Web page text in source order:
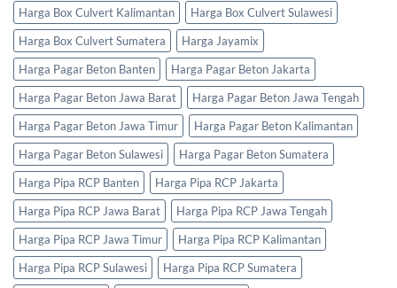
Harga Box Culvert Kalimantan
Harga Box Culvert Sulawesi
Harga Box Culvert Sumatera
Harga Jayamix
Harga Pagar Beton Banten
Harga Pagar Beton Jakarta
Harga Pagar Beton Jawa Barat
Harga Pagar Beton Jawa Tengah
Harga Pagar Beton Jawa Timur
Harga Pagar Beton Kalimantan
Harga Pagar Beton Sulawesi
Harga Pagar Beton Sumatera
Harga Pipa RCP Banten
Harga Pipa RCP Jakarta
Harga Pipa RCP Jawa Barat
Harga Pipa RCP Jawa Tengah
Harga Pipa RCP Jawa Timur
Harga Pipa RCP Kalimantan
Harga Pipa RCP Sulawesi
Harga Pipa RCP Sumatera